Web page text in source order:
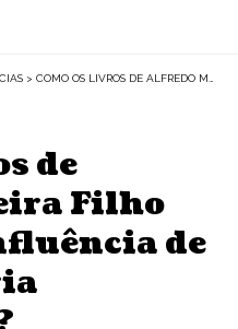
> COMO OS LIVROS DE ALFREDO MOREIRA FILHO AMPLIAM A INFLUÊNCIA DE UMA TRAJETÓRIA PROFISSIONAL?
de
Filho
de